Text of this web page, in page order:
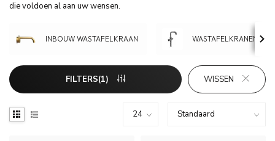
die voldoen al aan uw wensen.
INBOUW WASTAFELKRAAN WASTAFELKRANEN
FILTERS(1) WISSEN